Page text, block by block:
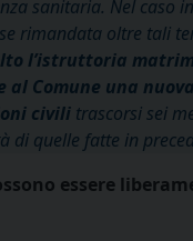
sanitaria. Nel caso
rimandata oltre tali
l’istruttoria
al Comune una
civili trascorsi sei
di quelle fatte in
essere